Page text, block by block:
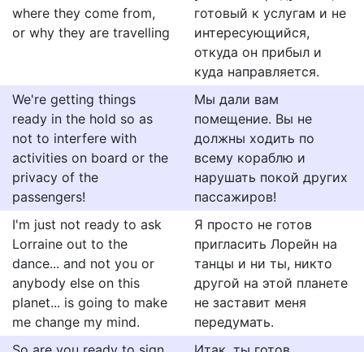
where they come from,
or why they are travelling
готовый к услугам и не
интересующийся,
откуда он прибыл и
куда направляется.
We're getting things
ready in the hold so as
not to interfere with
activities on board or the
privacy of the
passengers!
Мы дали вам
помещение. Вы не
должны ходить по
всему кораблю и
нарушать покой других
пассажиров!
I'm just not ready to ask
Lorraine out to the
dance... and not you or
anybody else on this
planet... is going to make
me change my mind.
Я просто не готов
пригласить Лорейн на
танцы и ни ты, никто
другой на этой планете
не заставит меня
передумать.